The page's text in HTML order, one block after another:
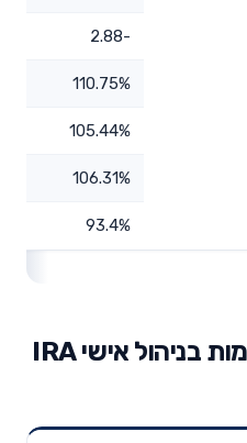
-2.88
110.75%
105.44%
106.31%
93.4%
השוואת מגדל השתלמות בניהול אישי IRA